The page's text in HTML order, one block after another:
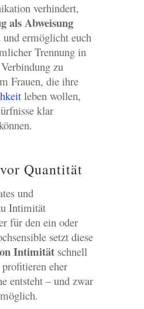
verhindert,
als Abweisung
ermöglicht euch
Trennung in
zu
Frauen, die ihre
leben wollen,
klar
Quantität
und
Intimität
für den ein oder
setzt diese
Intimitätschnell
eher
entsteht – und zwar